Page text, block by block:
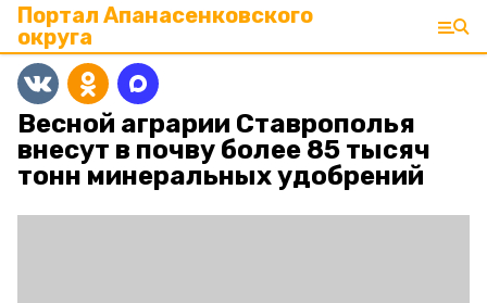
Портал Апанасенковского
округа
Весной аграрии Ставрополья
внесут в почву более 85 тысяч
тонн минеральных удобрений